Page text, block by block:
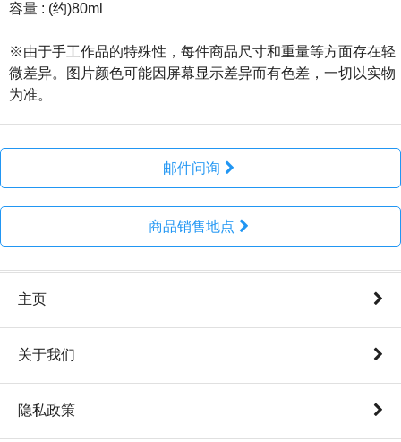
容量 : (约)80ml
※由于手工作品的特殊性，每件商品尺寸和重量等方面存在轻
微差异。图片颜色可能因屏幕显示差异而有色差，一切以实物
为准。
邮件问询
商品销售地点
主页
关于我们
隐私政策